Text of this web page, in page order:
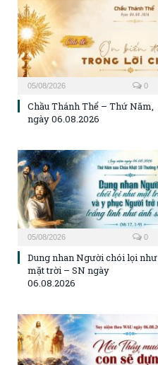
05/08/2026 0
Chầu Thánh Thể – Thứ Năm,
ngày 06.08.2026
05/08/2026 0
Dung nhan Người chói lọi như
mặt trời – SN ngày
06.08.2026